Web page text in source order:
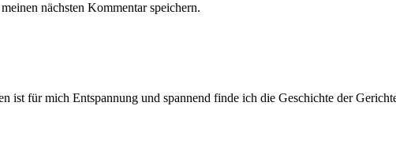
nächsten Kommentar speichern.
für mich Entspannung und spannend finde ich die Geschichte der